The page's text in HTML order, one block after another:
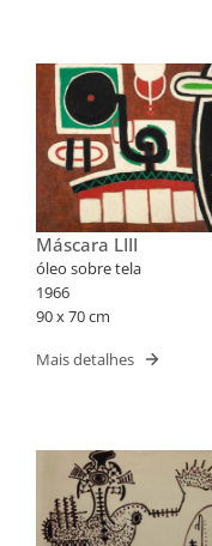
Máscara LIII
óleo sobre tela
1966
90 x 70 cm
Mais detalhes